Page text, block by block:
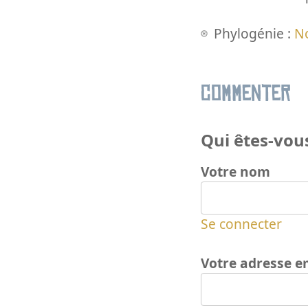
Phylogénie :
Commenter
Qui êtes-
Votre nom
Se connecter
Votre adresse